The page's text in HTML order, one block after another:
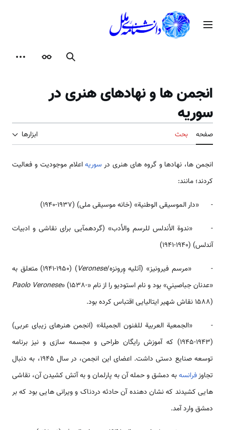
محتوامنوی اصلی
جستجوظاهر
انجمن­ ها و نهادهای هنری در
سوریه
صفحه بحث ابزارها
انجمن­ ها، نهادها و گروه ­های هنری در سوریهاعلام موجودیت و فعالیت
کردند؛ مانند:
- «دار الموسيقى الوطنية» (خانه موسیقی ملی) (1937-1940)
- «ندوة الأندلس للرسم والأدب» (گردهم­آیی برای نقاشی و ادبیات
آندلس) (1940-1941)
- «مرسم فیرونیز» (آتلیه وِرونزه/Veronese
) (1941-1950) متعلق به
«عدنان جباصيني» بود و نام استودیو را از نام «
Paolo Veronese» (1538-
1588) نقاش شهیر ایتالیایی اقتباس کرده بود.
- «الجمعية العربية للفنون الجميلة» (انجمن هنرهای زیبای عربی)
(1943-1945) که آموزش رایگان طراحی و مجسمه سازی و نیز برنامه
توسعه صنایع دستی داشت. اعضای این انجمن، در سال 1945، به دنبال
تجاوزفرانسهبه دمشق و حمله آن به پارلمان و به آتش کشیدن آن، نقاشی
هایی کشیدند که نشان دهنده آن حادثه دردناک و ویرانی هایی بود که بر
دمشق وارد آمد.